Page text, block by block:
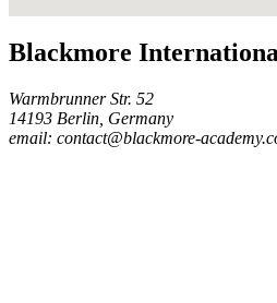
Blackmore
Warmbrunner Str. 52
14193 Berlin, Germany
email: contact@blackmore-